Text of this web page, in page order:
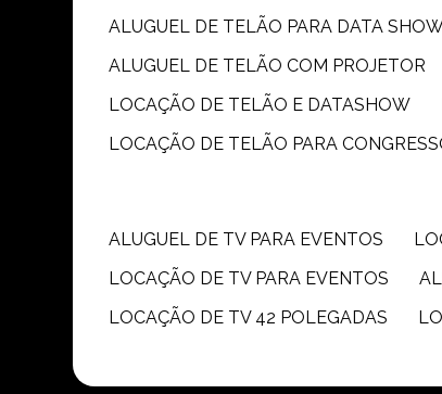
ALUGUEL DE TELÃO PARA DATA
ALUGUEL DE TELÃO COM PROJETOR
LOCAÇÃO DE TELÃO E DATASHOW
LOCAÇÃO DE TELÃO PARA
ALUGUEL DE TV PARA EVENTOS
LOCAÇÃO DE TV PARA EVENTOS
LOCAÇÃO DE TV 42 POLEGADAS